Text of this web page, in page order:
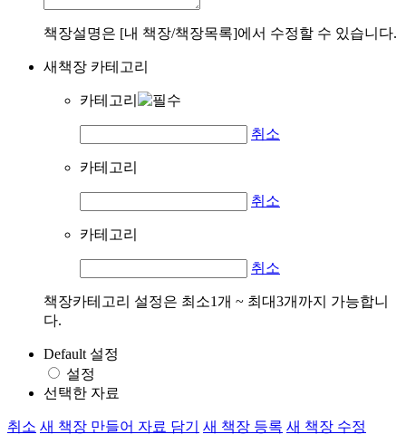
책장설명은 [내 책장/책장목록]에서 수정할 수 있습니다.
새책장 카테고리
카테고리
취소
카테고리
취소
카테고리
취소
책장카테고리 설정은 최소1개 ~ 최대3개까지 가능합니
다.
Default 설정
설정
선택한 자료
취소 새 책장 만들어 자료 담기 새 책장 등록 새 책장 수정